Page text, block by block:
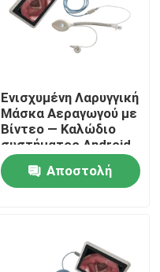
Ενισχυμένη Λαρυγγική
Μάσκα Αεραγωγού με
Βίντεο — Καλώδιο
συστήματος Android
— Σωλήνας
Ανθεκτικός στην
Τσάκιση-Κάμερα HD-
Αποστολή